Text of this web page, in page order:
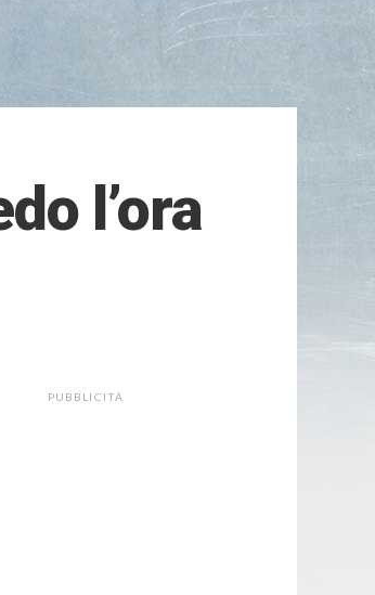
l’ora
PUBBLICITÀ